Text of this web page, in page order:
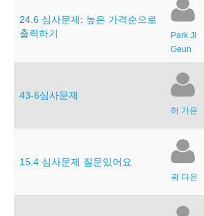
24.6 심사문제: 높은 가격순으로
출력하기
Park Ji
Geun
43-6심사문제
허 가은
15.4 심사문제 질문있어요
곽 다은